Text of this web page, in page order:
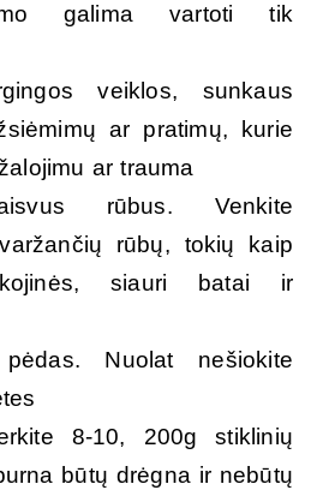
galima vartoti tik
veiklos, sunkaus
ar pratimų, kurie
ar trauma
rūbus. Venkite
rūbų, tokių kaip
kojinės, siauri batai ir
pėdas. Nuolat nešiokite
8-10, 200g stiklinių
būtų drėgna ir nebūtų